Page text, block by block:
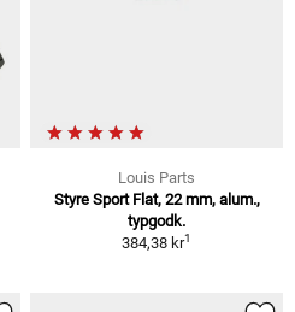
Louis Parts
Styre Sport Flat, 22 mm, alum.,
typgodk.
384,38 kr1